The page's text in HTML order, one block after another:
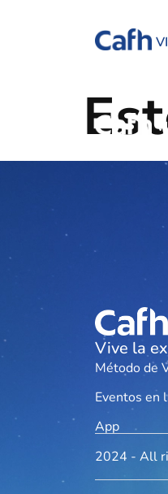
Vive la
Método de
Eventos en
App
2024 - All